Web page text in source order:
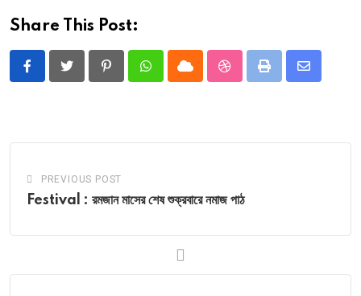
Share This Post:
PinterestWhatsappCloud StumbleUpon
Print
Share
PREVIOUS POST
Festival : রমজান মাসের শেষ শুক্রবারে নমাজ পাঠ